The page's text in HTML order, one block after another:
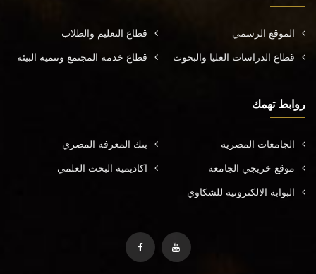
الموقع الرسمي قطاع التعليم والطلاب
قطاع الدراسات العليا والبحوث قطاع خدمة المجتمع وتنمية البيئة
روابط تهمك
الجامعات المصرية بنك المعرفة المصري
موقع خريجي الجامعة اكاديمية البحث العلمي
البوابة الالكترونية للشكاوي